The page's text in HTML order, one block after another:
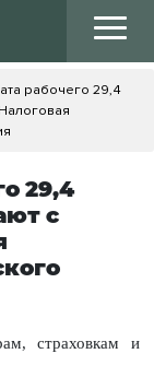
рабочего 29,4
29,4
с
страховкам и